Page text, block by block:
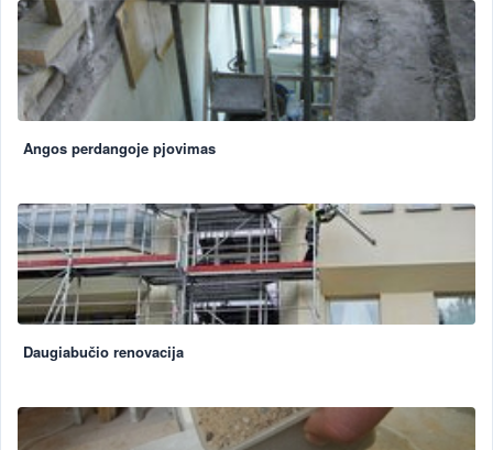
Angos perdangoje pjovimas
Daugiabučio renovacija